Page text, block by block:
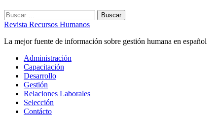
Buscar:
Revista Recursos Humanos
La mejor fuente de información sobre gestión humana en español
Menú
principal
Administración
Capacitación
Desarrollo
Gestión
Relaciones Laborales
Selección
Contácto